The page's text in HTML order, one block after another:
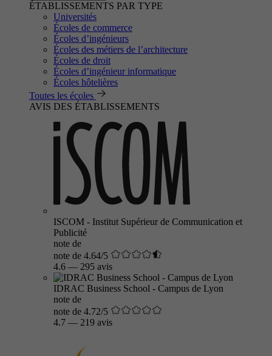
ÉTABLISSEMENTS PAR TYPE
Universités
Écoles de commerce
Écoles d’ingénieurs
Écoles des métiers de l’architecture
Écoles de droit
Écoles d’ingénieur informatique
Écoles hôtelières
Toutes les écoles
AVIS DES ÉTABLISSEMENTS
ISCOM - Institut Supérieur de Communication et
Publicité
note de
note de 4.64/5
4.6 — 295 avis
IDRAC Business School - Campus de Lyon
note de
note de 4.72/5
4.7 — 219 avis